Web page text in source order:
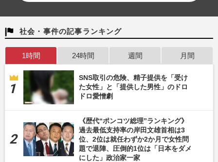
社会・事件の記事ランキング
1時間 24時間 週間 月間
SNS取引の危険、精子提供を「受け
た女性」と「提供した男性」のドロ
ドロ愛憎劇
《歴代“ポンコツ総理”ランキング》
過去最低支持率の岸田文雄首相は3
位、2位は就任わずか2か月で女性問
題で退陣、圧倒的1位は「日本をダメ
にした」政治家一家